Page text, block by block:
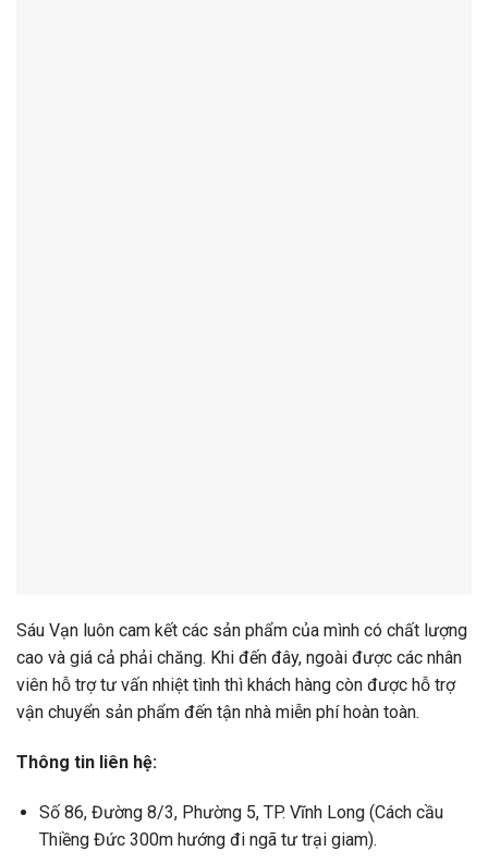
Sáu Vạn luôn cam kết các sản phẩm của mình có chất lượng
cao và giá cả phải chăng. Khi đến đây, ngoài được các nhân
viên hỗ trợ tư vấn nhiệt tình thì khách hàng còn được hỗ trợ
vận chuyển sản phẩm đến tận nhà miễn phí hoàn toàn.
Thông tin liên hệ:
Số 86, Đường 8/3, Phường 5, TP. Vĩnh Long (Cách cầu
Thiềng Đức 300m hướng đi ngã tư trại giam).